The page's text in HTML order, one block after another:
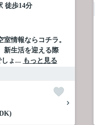
徒歩14分
情報ならコチラ。
新生活を迎える際
ょ... もっと見る